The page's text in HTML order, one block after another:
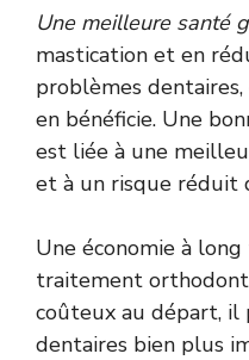
Une meilleure santé
mastication et en
problèmes dentaires,
en bénéficie. Une
est liée à une
et à un risque réduit
Une économie à
traitement
coûteux au départ, il
dentaires bien plus